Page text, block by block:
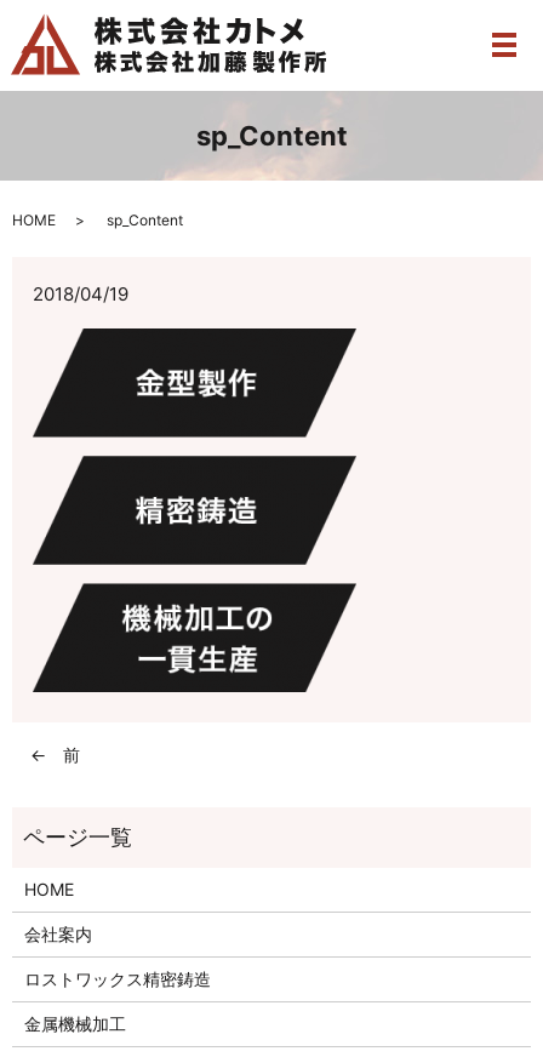
メ
sp_Content
HOME sp_Content
2018/04/19
← 前
HOME
会社案内
ロストワックス精密鋳造
金属機械加工